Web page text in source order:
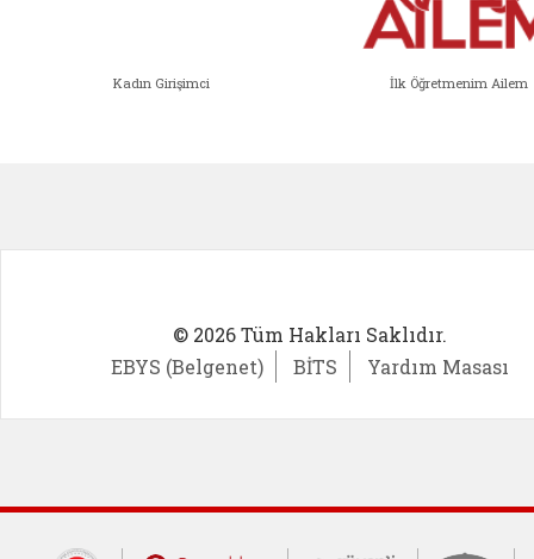
Kadın Girişimci İlk Öğretmenim Ailem
© 2026 Tüm Hakları Saklıdır.
EBYS (Belgenet)
BİTS Yardım Masası